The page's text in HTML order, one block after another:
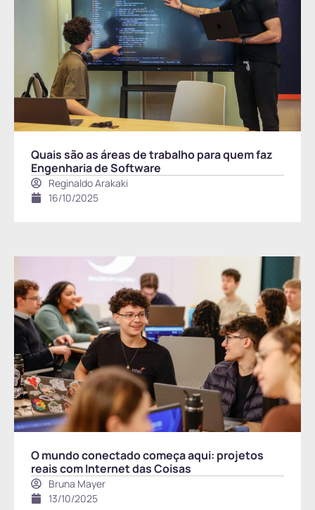
Quais são as áreas de trabalho para quem faz
Engenharia de Software
Reginaldo Arakaki
16/10/2025
O mundo conectado começa aqui: projetos
reais com Internet das Coisas
Bruna Mayer
13/10/2025